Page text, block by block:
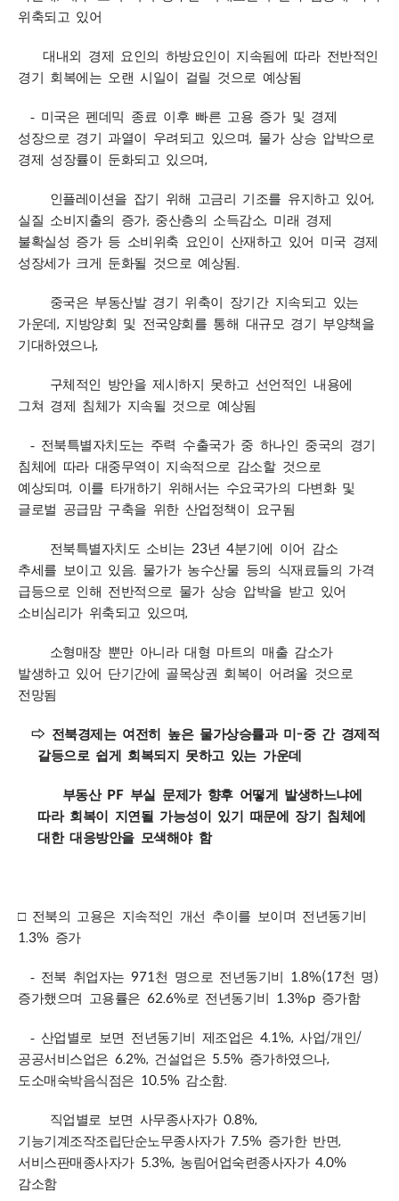
위축되고 있어
대내외 경제 요인의 하방요인이 지속됨에 따라 전반적인
경기 회복에는 오랜 시일이 걸릴 것으로 예상됨
- 미국은 펜데믹 종료 이후 빠른 고용 증가 및 경제
성장으로 경기 과열이 우려되고 있으며, 물가 상승 압박으로
경제 성장률이 둔화되고 있으며,
인플레이션을 잡기 위해 고금리 기조를 유지하고 있어,
실질 소비지출의 증가, 중산층의 소득감소, 미래 경제
불확실성 증가 등 소비위축 요인이 산재하고 있어 미국 경제
성장세가 크게 둔화될 것으로 예상됨.
중국은 부동산발 경기 위축이 장기간 지속되고 있는
가운데 , 지방양회 및 전국양회를 통해 대규모 경기 부양책을
기대하였으나,
구체적인 방안을 제시하지 못하고 선언적인 내용에
그쳐 경제 침체가 지속될 것으로 예상됨
- 전북특별자치도는 주력 수출국가 중 하나인 중국의 경기
침체에 따라 대중무역이 지속적으로 감소할 것으로
예상되며, 이를 타개하기 위해서는 수요국가의 다변화 및
글로벌 공급맘 구축을 위한 산업정책이 요구됨
전북특별자치도 소비는 23년4분기에 이어 감소
추세를 보이고 있음. 물가가 농수산물 등의 식재료들의 가격
급등으로 인해 전반적으로 물가 상승 압박을 받고 있어
소비심리가 위축되고 있으며,
소형매장 뿐만 아니라 대형 마트의 매출 감소가
발생하고 있어 단기간에 골목상권 회복이 어려울 것으로
전망됨
⇨ 전북경제는 여전히 높은 물가상승률과 미 -중 간 경제적
갈등으로 쉽게 회복되지 못하고 있는 가운데
부동산 PF 부실 문제가 향후 어떻게 발생하느냐에
따라 회복이 지연될 가능성이 있기 때문에 장기 침체에
대한 대응방안을 모색해야 함
□ ​전북의 고용은 지속적인 개선 추이를 보이며 전년동기비
1.3% 증가
-​ 전북 취업자는971천 명으로 전년동기비 1.8%(17천 명)
증가했으며 고용률은 62.6%로 전년동기비 1.3%p 증가함
-​ 산업별로 보면 전년동기비 제조업은 4.1%,사업/개인 /
공공서비스업은 6.2%, 건설업은 5.5% 증가하였으나,
도소매숙박음식점은 10.5% 감소함.
직업별로 보면 사무종사자가 0.8%,
기능기계조작조립단순노무종사자가 7.5% 증가한 반면,
서비스판매종사자가 5.3%, 농림어업숙련종사자가4.0%
감소함